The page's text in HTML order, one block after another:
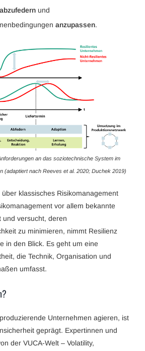
abzufedernund
anzupassen.
an das soziotechnische System im
(adaptiert nach Reeves et al. 2020; Duchek 2019)
klassisches Risikomanagement
vor allem bekannte
und versucht, deren
zu minimieren, nimmt Resilienz
in den Blick. Es geht um eine
die Technik, Organisation und
umfasst.
Unternehmen agieren, ist
geprägt. Expertinnen und
der VUCA-Welt – Volatility,